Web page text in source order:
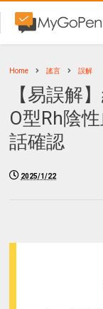
Home 謠言 誤解
【易誤解
O型Rh陰
話確認
2025/1/22